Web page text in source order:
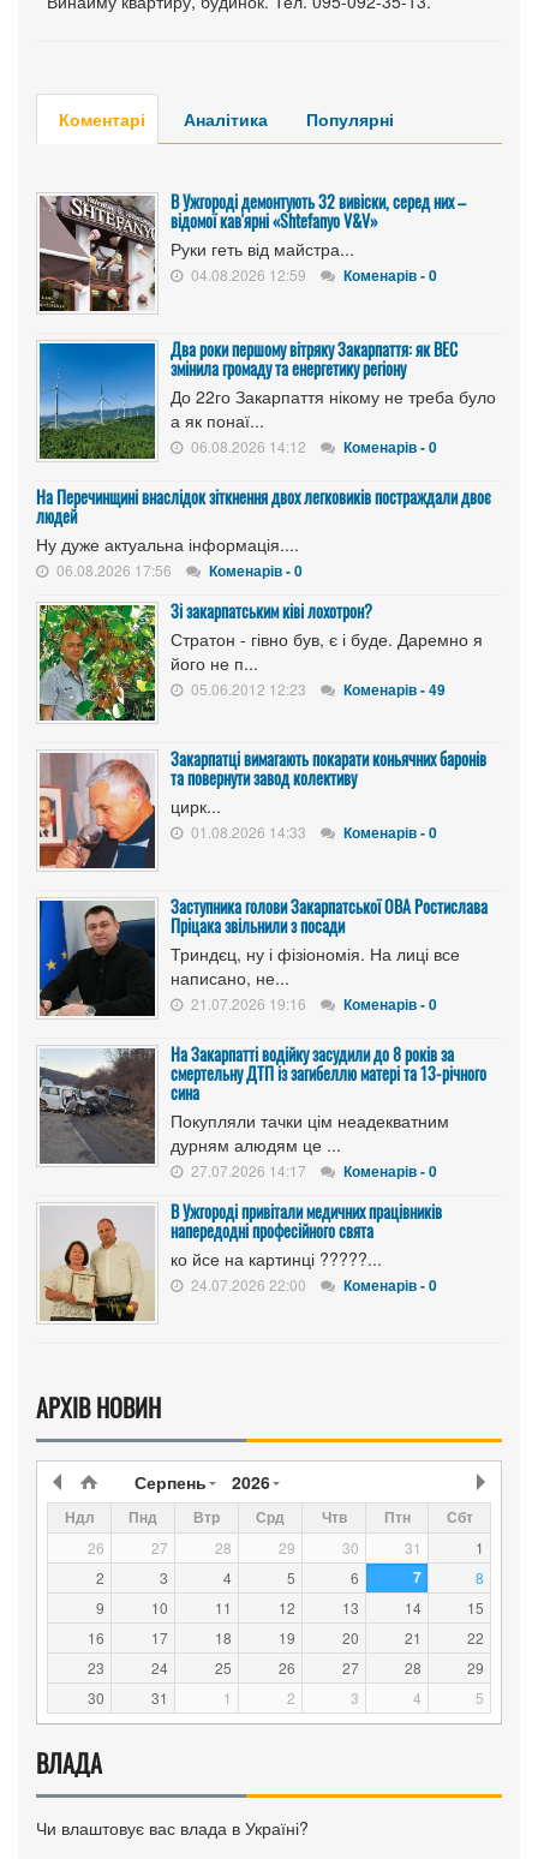
Коментарі Аналітика Популярні
В Ужгороді демонтують 32 вивіски, серед них –
відомої кав'ярні «Shtefanyo V&V»
Руки геть від майстра...
04.08.2026 12:59 Коменарів - 0
Два роки першому вітряку Закарпаття: як ВЕС
змінила громаду та енергетику регіону
До 22го Закарпаття нікому не треба було
а як понаї...
06.08.2026 14:12 Коменарів - 0
На Перечинщині внаслідок зіткнення двох легковиків постраждали двоє
людей
Ну дуже актуальна інформація....
06.08.2026 17:56 Коменарів - 0
Зі закарпатським ківі лохотрон?
Стратон - гівно був, є і буде. Даремно я
його не п...
05.06.2012 12:23 Коменарів - 49
Закарпатці вимагають покарати коньячних баронів
та повернути завод колективу
цирк...
01.08.2026 14:33 Коменарів - 0
Заступника голови Закарпатської ОВА Ростислава
Пріцака звільнили з посади
Триндєц, ну і фізіономія. На лиці все
написано, не...
21.07.2026 19:16 Коменарів - 0
На Закарпатті водійку засудили до 8 років за
смертельну ДТП із загибеллю матері та 13-річного
сина
Покупляли тачки цім неадекватним
дурням алюдям це ...
27.07.2026 14:17 Коменарів - 0
В Ужгороді привітали медичних працівників
напередодні професійного свята
ко йсе на картинці ?????...
24.07.2026 22:00 Коменарів - 0
АРХІВ НОВИН
Серпень 2026
Ндл Пнд Втр Срд Чтв Птн Сбт
26 27 28 29 30 31
1
2
3 4 5 6 7
8
9
10 11 12 13 14
15
16
17 18 19 20 21
22
23
24 25 26 27 28
29
30
31 1 2 3 4 5
ВЛАДА
Чи влаштовує вас влада в Україні?